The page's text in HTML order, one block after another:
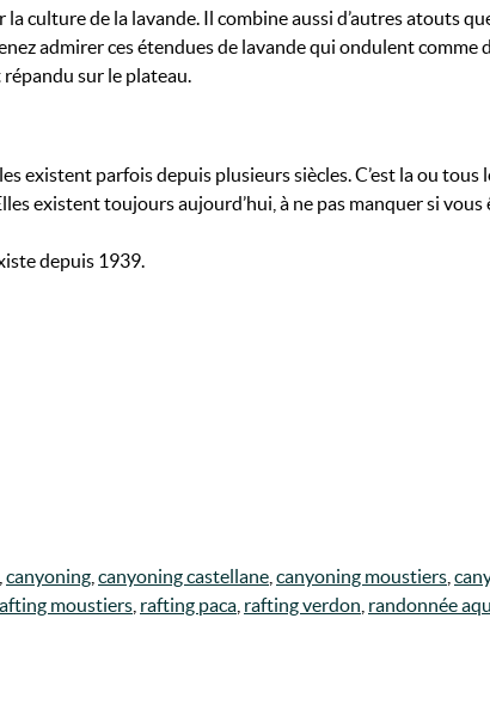
culture de la lavande. Il combine aussi d’autres atouts
admirer ces étendues de lavande qui ondulent
sur le plateau.
existent parfois depuis plusieurs siècles. C’est la ou
existent toujours aujourd’hui, à ne pas manquer si
depuis 1939.
canyoning canyoning castellane canyoning moustiers
moustiers rafting paca rafting verdon randonnée